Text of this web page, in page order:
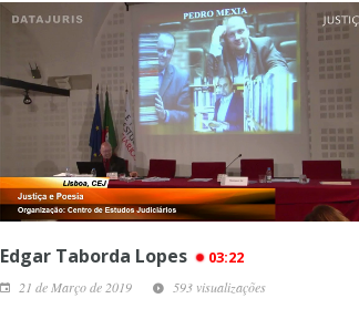
Edgar Taborda Lopes 03:22
21 de Março de 2019 593 visualizações